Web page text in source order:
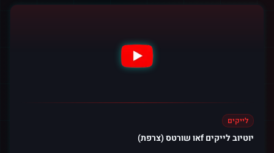
לייקים
יוטיוב לייקים fאו שורטס (צרפת)